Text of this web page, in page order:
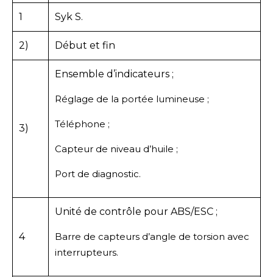
1 Syk S.
2) Début et fin
3)
Ensemble d’indicateurs ;
Réglage de la portée lumineuse ;
Téléphone ;
Capteur de niveau d’huile ;
Port de diagnostic.
4
Unité de contrôle pour ABS/ESC ;
Barre de capteurs d’angle de torsion avec
interrupteurs.